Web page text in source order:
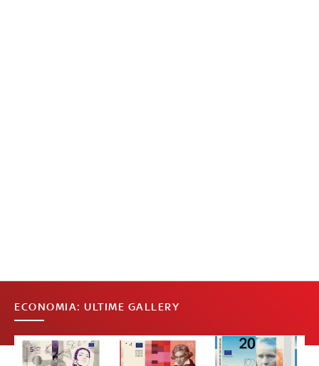
ECONOMIA: ULTIME GALLERY